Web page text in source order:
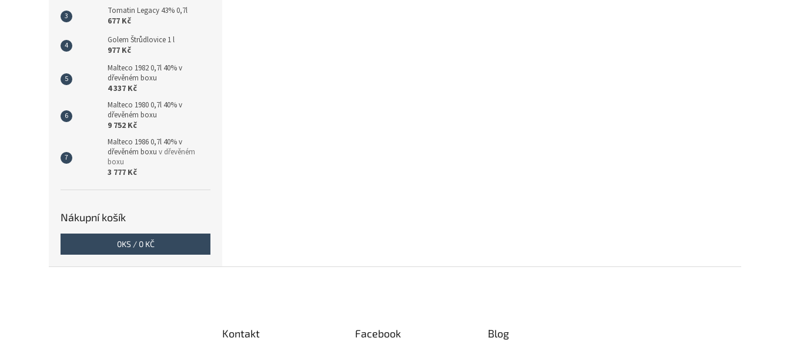
Tomatin Legacy 43% 0,7l
677 Kč
Golem Štrůdlovice 1 l
977 Kč
Malteco 1982 0,7l 40% v
dřevěném boxu
4 337 Kč
Malteco 1980 0,7l 40% v
dřevěném boxu
9 752 Kč
Malteco 1986 0,7l 40% v
dřevěném boxu v dřevěném
boxu
3 777 Kč
Nákupní košík
0KS / 0 KČ
Kontakt Facebook Blog